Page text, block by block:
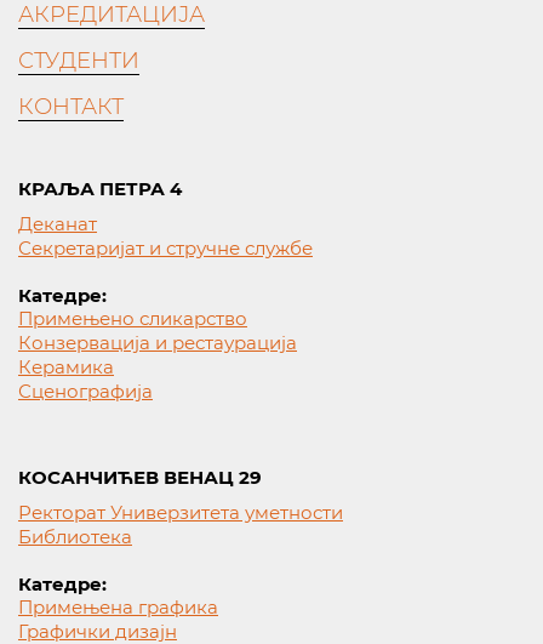
АКРЕДИТАЦИЈА
СТУДЕНТИ
КОНТАКТ
КРАЉА ПЕТРА 4
Деканат
Секретаријат и стручне службе
Катедре:
Примењено сликарство
Конзервација и рестаурација
Керамика
Сценографија
КОСАНЧИЋЕВ ВЕНАЦ 29
Ректорат Универзитета уметности
Библиотека
Катедре:
Примењена графика
Графички дизајн